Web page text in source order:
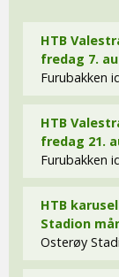
HTB
fredag 7.
Furubakken
HTB
fredag 21.
Furubakken
HTB
Stadion
Osterøy